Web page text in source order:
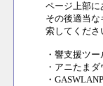
ページ上部に
その後適当
索してくださ
・響支援ツー
・アニたま
・